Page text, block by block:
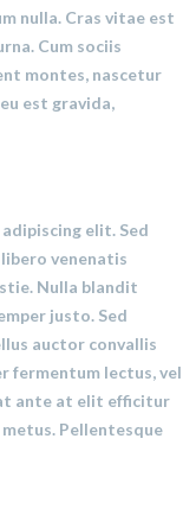
nulla. Cras vitae est
Cum sociis
montes, nascetur
est gravida,
elit. Sed
venenatis
Nulla blandit
justo. Sed
auctor convallis
fermentum lectus, vel
ante at elit efficitur
Pellentesque